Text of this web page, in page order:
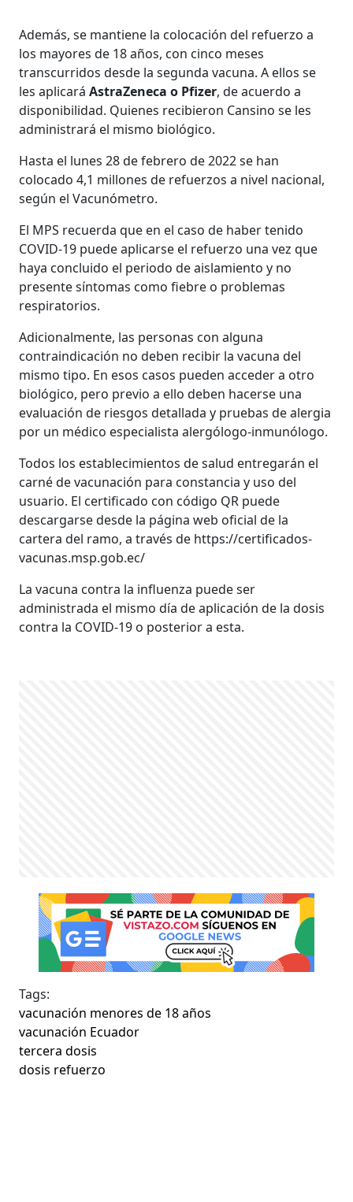
Además, se mantiene la colocación del refuerzo a
los mayores de 18 años, con cinco meses
transcurridos desde la segunda vacuna. A ellos se
les aplicaráAstraZeneca o Pfizer, de acuerdo a
disponibilidad. Quienes recibieron Cansino se les
administrará el mismo biológico.
Hasta el lunes 28 de febrero de 2022 se han
colocado 4,1 millones de refuerzos a nivel nacional,
según el Vacunómetro.
El MPS recuerda que en el caso de haber tenido
COVID-19 puede aplicarse el refuerzo una vez que
haya concluido el periodo de aislamiento y no
presente síntomas como fiebre o problemas
respiratorios.
Adicionalmente, las personas con alguna
contraindicación no deben recibir la vacuna del
mismo tipo. En esos casos pueden acceder a otro
biológico, pero previo a ello deben hacerse una
evaluación de riesgos detallada y pruebas de alergia
por un médico especialista alergólogo-inmunólogo.
Todos los establecimientos de salud entregarán el
carné de vacunación para constancia y uso del
usuario. El certificado con código QR puede
descargarse desde la página web oficial de la
cartera del ramo, a través de https://certificados-
vacunas.msp.gob.ec/
La vacuna contra la influenza puede ser
administrada el mismo día de aplicación de la dosis
contra la COVID-19 o posterior a esta.
Tags:
vacunación menores de 18 años
vacunación Ecuador
tercera dosis
dosis refuerzo